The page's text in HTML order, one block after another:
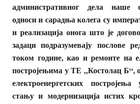
административног дела наше
односи и сарадња колега су
и реализација онога што је
задаци подразумевају послове
током године, као и ремонте на
постројењима у ТЕ „Костолац Б“,
електроенергетских
стању и модернизација истих